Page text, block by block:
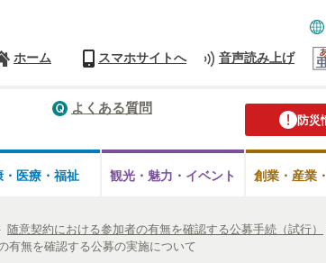
ホーム スマホサイトへ 音声読み上げ
防災
よくある質問
医療・ 福祉 観光・魅力・ イベント 創業・産業
随意契約における参加者の有無を確認する公募手続（試行）
有無を確認する公募の実施について